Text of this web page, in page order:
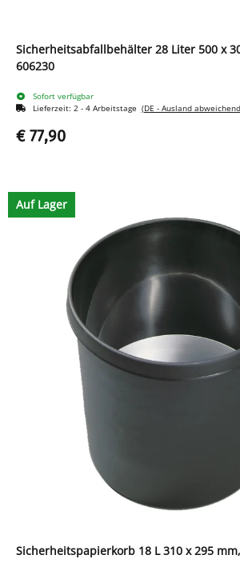
Sicherheitsabfallbehälter 28 Liter 500 x
606230
Sofort verfügbar
Lieferzeit: 2 - 4 Arbeitstage (DE - Ausland
€ 77,90
Auf Lager
Sicherheitspapierkorb 18 L 310 x 295